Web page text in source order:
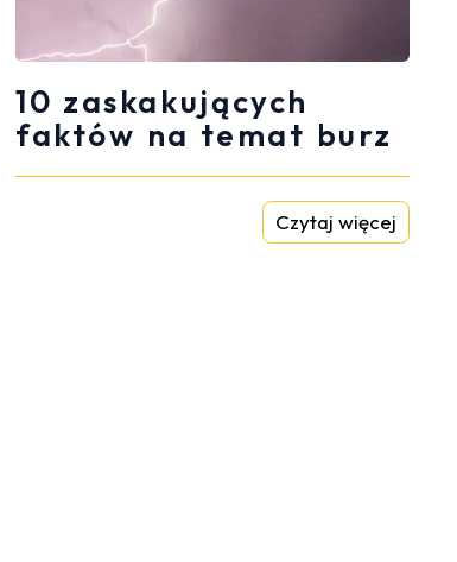
10 zaskakujących
faktów na temat burz
Czytaj więcej